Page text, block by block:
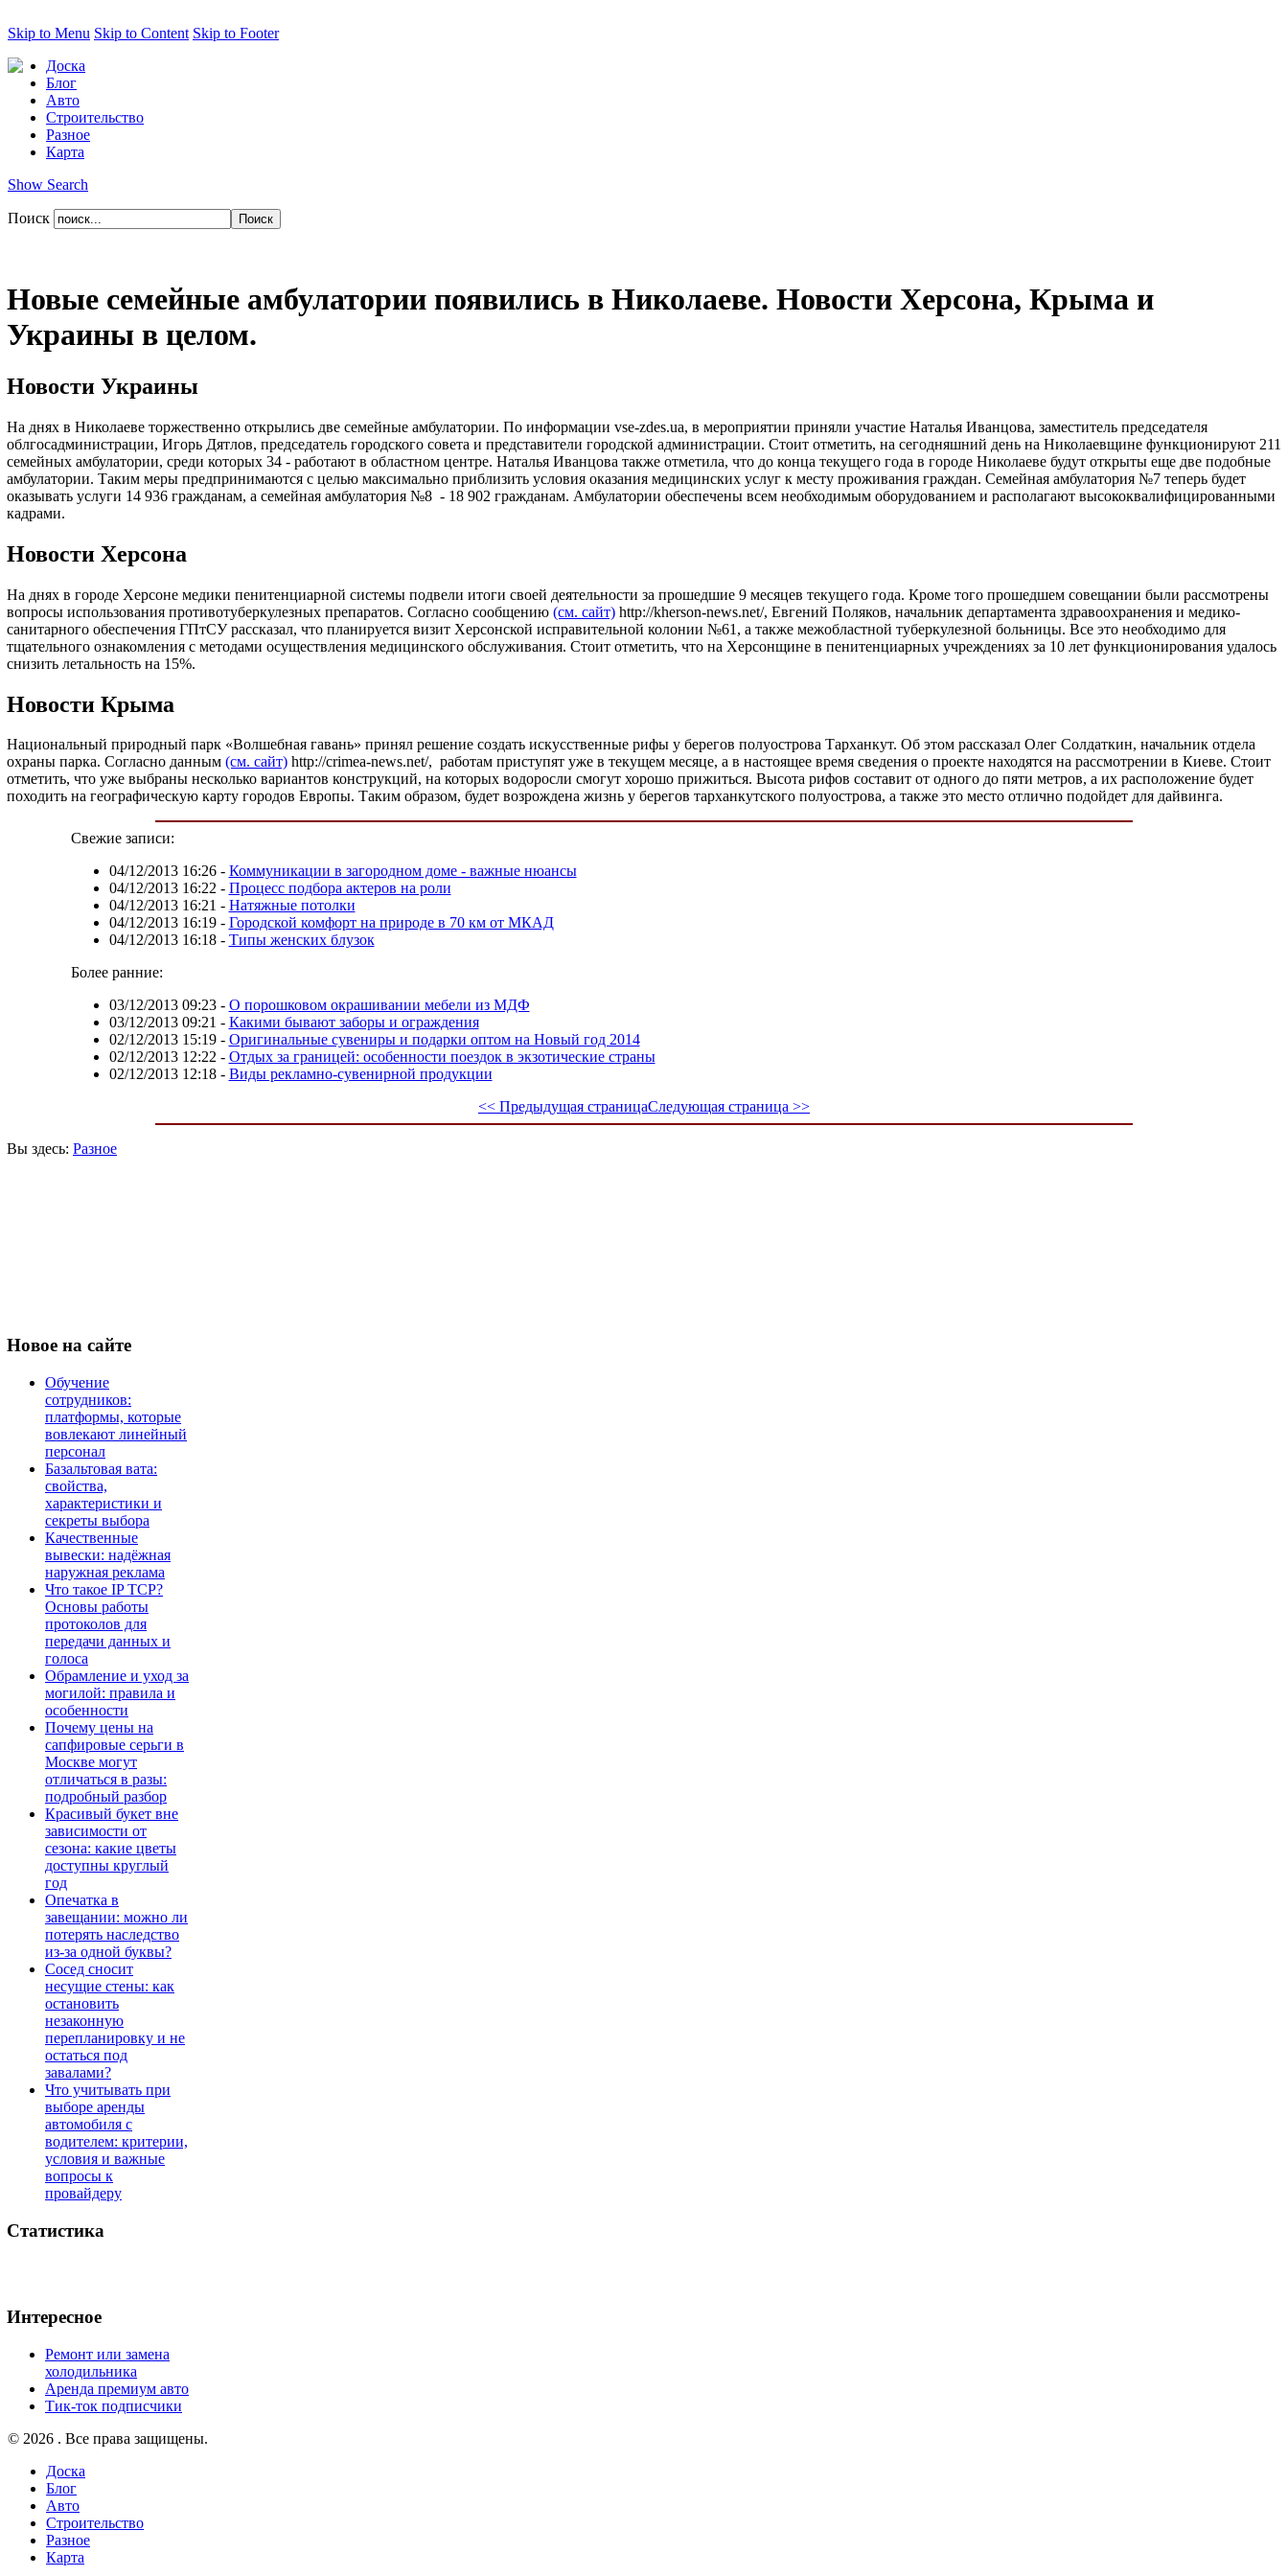
Skip to Menu Skip to Content Skip to Footer
Доска
Блог
Авто
Строительство
Разное
Карта
Show Search
Поиск
Новые семейные амбулатории появились в Николаеве. Новости Херсона, Крыма и
Украины в целом.
Новости Украины
На днях в Николаеве торжественно открылись две семейные амбулатории. По информации vse-zdes.ua, в мероприятии приняли участие Наталья Иванцова, заместитель председателя
облгосадминистрации, Игорь Дятлов, председатель городского совета и представители городской администрации. Стоит отметить, на сегодняшний день на Николаевщине функционируют 211
семейных амбулатории, среди которых 34 - работают в областном центре. Наталья Иванцова также отметила, что до конца текущего года в городе Николаеве будут открыты еще две подобные
амбулатории. Таким меры предпринимаются с целью максимально приблизить условия оказания медицинских услуг к месту проживания граждан. Семейная амбулатория №7 теперь будет
оказывать услуги 14 936 гражданам, а семейная амбулатория №8 - 18 902 гражданам. Амбулатории обеспечены всем необходимым оборудованием и располагают высококвалифицированными
кадрами.
Новости Херсона
На днях в городе Херсоне медики пенитенциарной системы подвели итоги своей деятельности за прошедшие 9 месяцев текущего года. Кроме того прошедшем совещании были рассмотрены
вопросы использования противотуберкулезных препаратов. Согласно сообщению (см. сайт) http://kherson-news.net/, Евгений Поляков, начальник департамента здравоохранения и медико-
санитарного обеспечения ГПтСУ рассказал, что планируется визит Херсонской исправительной колонии №61, а также межобластной туберкулезной больницы. Все это необходимо для
тщательного ознакомления с методами осуществления медицинского обслуживания. Стоит отметить, что на Херсонщине в пенитенциарных учреждениях за 10 лет функционирования удалось
снизить летальность на 15%.
Новости Крыма
Национальный природный парк «Волшебная гавань» принял решение создать искусственные рифы у берегов полуострова Тарханкут. Об этом рассказал Олег Солдаткин, начальник отдела
охраны парка. Согласно данным (см. сайт) http://crimea-news.net/, работам приступят уже в текущем месяце, а в настоящее время сведения о проекте находятся на рассмотрении в Киеве. Стоит
отметить, что уже выбраны несколько вариантов конструкций, на которых водоросли смогут хорошо прижиться. Высота рифов составит от одного до пяти метров, а их расположение будет
походить на географическую карту городов Европы. Таким образом, будет возрождена жизнь у берегов тарханкутского полуострова, а также это место отлично подойдет для дайвинга.
Свежие записи:
04/12/2013 16:26- Коммуникации в загородном доме - важные нюансы
04/12/2013 16:22- Процесс подбора актеров на роли
04/12/2013 16:21 - Натяжные потолки
04/12/2013 16:19- Городской комфорт на природе в 70 км от МКАД
04/12/2013 16:18- Типы женских блузок
Более ранние:
03/12/2013 09:23- О порошковом окрашивании мебели из МДФ
03/12/2013 09:21 - Какими бывают заборы и ограждения
02/12/2013 15:19- Оригинальные сувениры и подарки оптом на Новый год 2014
02/12/2013 12:22- Отдых за границей: особенности поездок в экзотические страны
02/12/2013 12:18- Виды рекламно-сувенирной продукции
<< Предыдущая страницаСледующая страница >>
Вы здесь: Разное
Новое на сайте
Обучение
сотрудников:
платформы, которые
вовлекают линейный
персонал
Базальтовая вата:
свойства,
характеристики и
секреты выбора
Качественные
вывески: надёжная
наружная реклама
Что такое IP TCP?
Основы работы
протоколов для
передачи данных и
голоса
Обрамление и уход за
могилой: правила и
особенности
Почему цены на
сапфировые серьги в
Москве могут
отличаться в разы:
подробный разбор
Красивый букет вне
зависимости от
сезона: какие цветы
доступны круглый
год
Опечатка в
завещании: можно ли
потерять наследство
из-за одной буквы?
Сосед сносит
несущие стены: как
остановить
незаконную
перепланировку и не
остаться под
завалами?
Что учитывать при
выборе аренды
автомобиля с
водителем: критерии,
условия и важные
вопросы к
провайдеру
Статистика
Интересное
Ремонт или замена
холодильника
Аренда премиум авто
Тик-ток подписчики
© 2026 . Все права защищены.
Доска
Блог
Авто
Строительство
Разное
Карта